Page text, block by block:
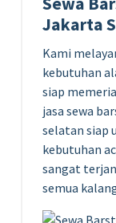
Jakarta
Kami
kebutuhan
siap
jasa sewa
selatan siap
kebutuhan
sangat
semua